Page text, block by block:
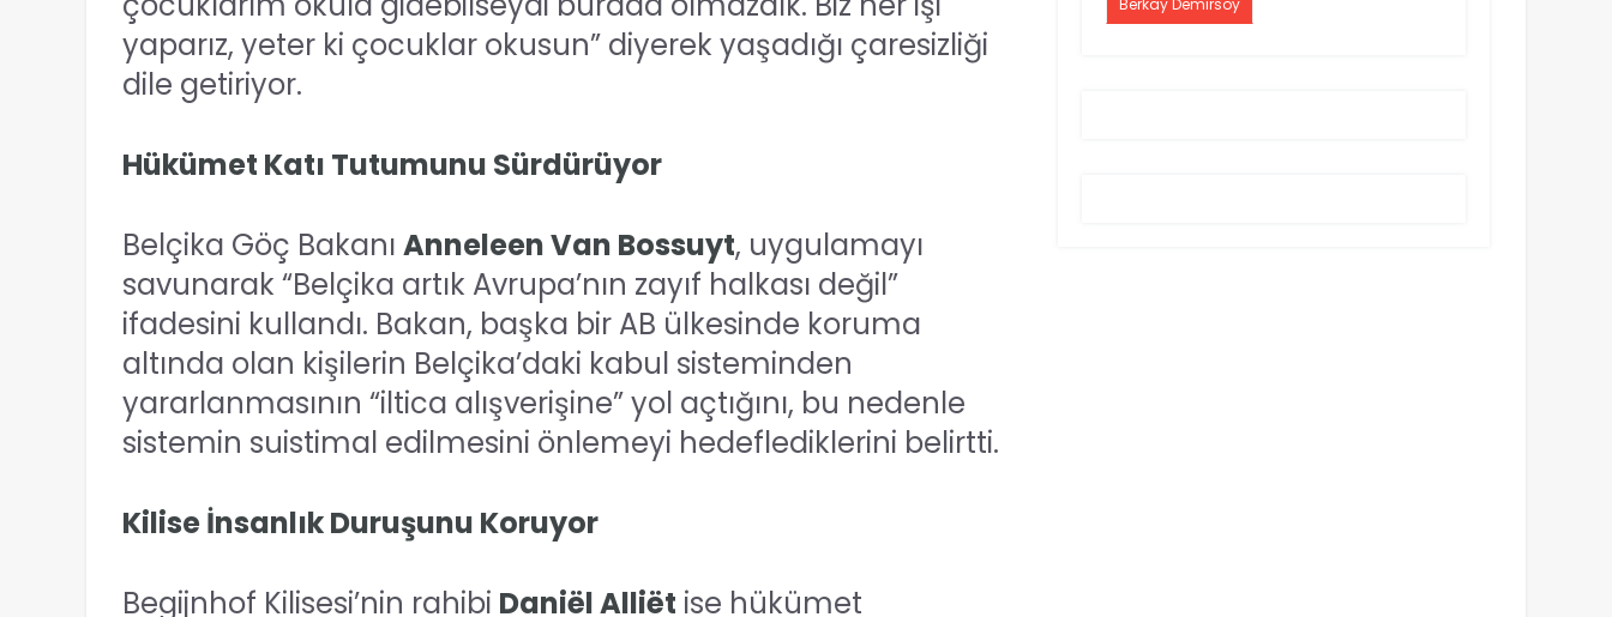
yaparız, yeter ki çocuklar okusun” diyerek yaşadığı çaresizliği
dile getiriyor.
Hükümet Katı Tutumunu Sürdürüyor
Belçika Göç Bakanı Anneleen Van Bossuyt, uygulamayı
savunarak “Belçika artık Avrupa’nın zayıf halkası değil”
ifadesini kullandı. Bakan, başka bir AB ülkesinde koruma
altında olan kişilerin Belçika’daki kabul sisteminden
yararlanmasının “iltica alışverişine” yol açtığını, bu nedenle
sistemin suistimal edilmesini önlemeyi hedeflediklerini belirtti.
Kilise İnsanlık Duruşunu Koruyor
Begijnhof Kilisesi’nin rahibi Daniël Alliët ise hükümet
Berkay Demirsoy